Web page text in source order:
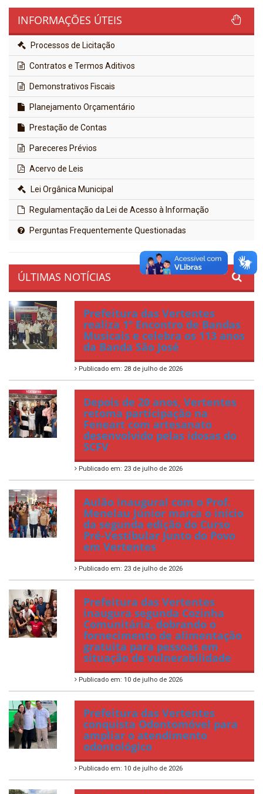
INFORMAÇÕES ÚTEIS
Processos de Licitação
Contratos e Termos Aditivos
Demonstrativos Fiscais
Planejamento Orçamentário
Prestação de Contas
Pareceres Prévios
Acervo de Leis
Lei Orgânica Municipal
Regulamentação da Lei de Acesso à Informação
Perguntas Frequentemente Questionadas
ÚLTIMAS NOTÍCIAS
Prefeitura das Vertentes
realiza 1º Encontro de Bandas
Musicais e celebra os 113 anos
da Banda São José
Publicado em: 28 de julho de 2026
Depois de 20 anos, Vertentes
retoma participação na
Feneart com artesanato
desenvolvido pelas idosas do
SCFV
Publicado em: 23 de julho de 2026
Aulão inaugural com o Prof.
Menelau Júnior marca o início
da segunda edição do Curso
Pré-Vestibular Junto do Povo
em Vertentes
Publicado em: 23 de julho de 2026
Prefeitura das Vertentes
inaugura segunda Cozinha
Comunitária, dobrando o
fornecimento de alimentação
gratuita para pessoas em
situação de vulnerabilidade
Publicado em: 10 de julho de 2026
Prefeitura das Vertentes
conquista Odontomóvel para
ampliar o atendimento
odontológico
Publicado em: 10 de julho de 2026